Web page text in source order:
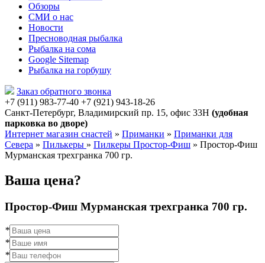
Обзоры
СМИ о нас
Новости
Пресноводная рыбалка
Рыбалка на сома
Google Sitemap
Рыбалка на горбушу
Заказ обратного звонка
+7 (911) 983-77-40 ‭+7 (921) 943-18-26
Санкт-Петербург, Владимирский пр. 15, офис 33Н (удобная
парковка во дворе)
Интернет магазин снастей » Приманки » Приманки для
Севера » Пилькеры » Пилкеры Простор-Фиш » Простор-Фиш
Мурманская трехгранка 700 гр.
Ваша цена?
Простор-Фиш Мурманская трехгранка 700 гр.
*
*
*